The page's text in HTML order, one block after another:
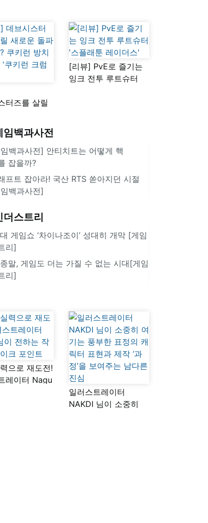
게 세상이
재미를
”
터즈를 살릴
치형 신작
크럼블'
[리뷰] PvE로 즐기는
잉크 전투 루트슈터
임백과사전
백과사전] 안티치트는 어떻게 핵
잡을까?
프트 잡아라! 국산 RTS 쏟아지던 시절
백과사전]
더스트리
게임쇼 ‘차이나조이’ 성대히 개막 [게임
리]
말, 게임도 더는 가질 수 없는 시대[게임
리]
으로 재도전!
레이터 Nagu
일러스트레이터
NAKDI 님이 소중히